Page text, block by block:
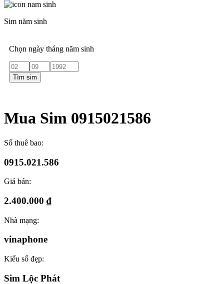
Sim năm sinh
Chọn ngày tháng năm sinh
Tìm sim
Mua Sim 0915021586
Số thuê bao:
0915.021.586
Giá bán:
2.400.000 ₫
Nhà mạng:
vinaphone
Kiểu số đẹp:
Sim Lộc Phát